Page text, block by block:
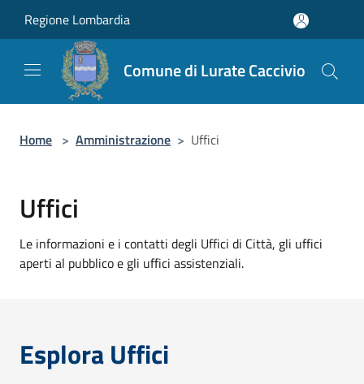
Regione Lombardia
Comune di Lurate Caccivio
Home > Amministrazione > Uffici
Uffici
Le informazioni e i contatti degli Uffici di Città, gli uffici
aperti al pubblico e gli uffici assistenziali.
Esplora Uffici